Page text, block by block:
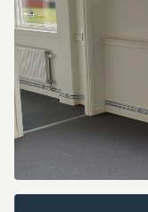
2
Industrivägen